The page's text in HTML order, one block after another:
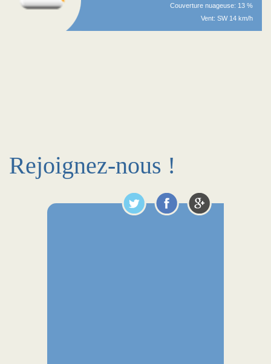
Couverture nuageuse: 13 %
Vent: SW 14 km/h
Rejoignez-nous !